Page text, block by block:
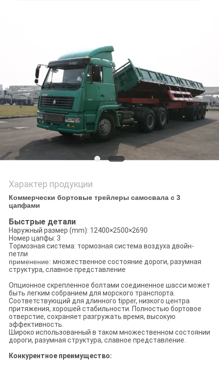
Характер продукции
Коммерчески бортовые трейлеры самосвала с 3
цапфами
Быстрые детали
Наружный размер (mm): 12400×2500×2690
Номер цапфы: 3
Тормозная система: тормозная система воздуха двойн-
петли
применение: множественное состояние дороги, разумная
структура, славное представление
Опционное скрепленное болтами соединенное шасси может
быть легким собранием для морского транспорта.
Соответствующий для длинного tipper, низкого центра
притяжения, хорошей стабильности. Полностью бортовое
отверстие, сохраняет разгружать время, высокую
эффективность.
Широко использованный в таком множественном состоянии
дороги, разумная структура, славное представление.
Конкурентное преимущество: